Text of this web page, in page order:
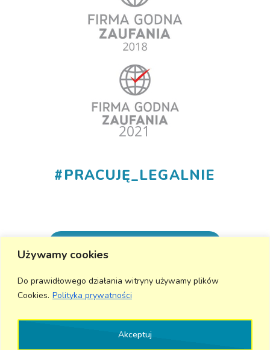
Używamy cookies
Do prawidłowego działania witryny używamy plików
Cookies. Polityka prywatności
Akceptuj
#PRACUJĘ_LEGALNIE
+48 530 555 015
info@aktivmed24.pl